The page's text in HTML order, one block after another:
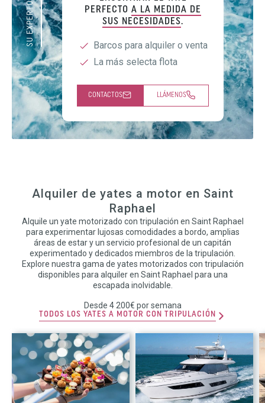
PERFECTO A LA MEDIDA DE
SUS NECESIDADES.
Barcos para alquiler o venta
La más selecta flota
CONTACTOS LLÁMENOS
Alquiler de yates a motor en Saint
Raphael
Alquile un yate motorizado con tripulación en Saint Raphael
para experimentar lujosas comodidades a bordo, amplias
áreas de estar y un servicio profesional de un capitán
experimentado y dedicados miembros de la tripulación.
Explore nuestra gama de yates motorizados con tripulación
disponibles para alquiler en Saint Raphael para una
escapada inolvidable.
Desde 4 200€ por semana
TODOS LOS YATES A MOTOR CON TRIPULACIÓN